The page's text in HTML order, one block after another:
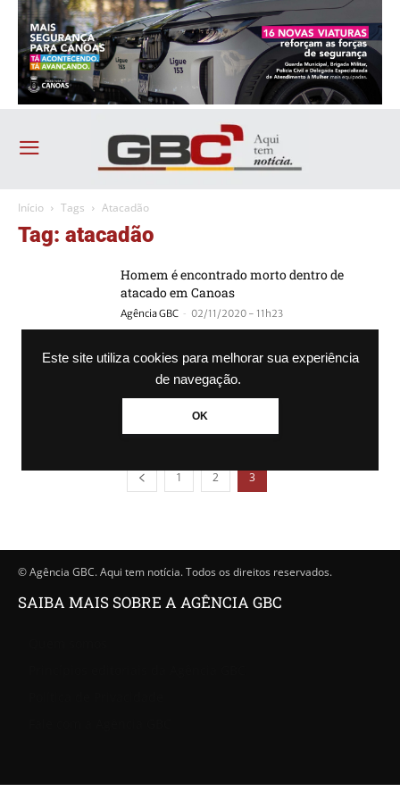
Este site utiliza cookies para melhorar sua experiência
de navegação.
OK
Início Tags Atacadão
Tag: atacadão
Homem é encontrado morto dentro de
atacado em Canoas
Agência GBC - 02/11/2020 - 11h23
Atacadão, em Sapucaia do Sul, seleciona
para 14 vagas de emprego
Agência GBC - 10/12/2019 - 17h28
1 2 3
© Agência GBC. Aqui tem notícia. Todos os direitos reservados.
SAIBA MAIS SOBRE A AGÊNCIA GBC